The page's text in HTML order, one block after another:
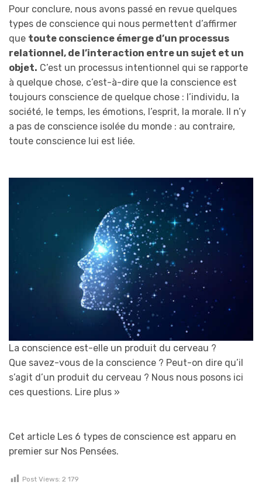
Pour conclure, nous avons passé en revue quelques
types de conscience qui nous permettent d’affirmer
que toute conscience émerge d’un processus
relationnel, de l’interaction entre un sujet et un
objet. C’est un processus intentionnel qui se rapporte
à quelque chose, c’est-à-dire que la conscience est
toujours conscience de quelque chose : l’individu, la
société, le temps, les émotions, l’esprit, la morale. Il n’y
a pas de conscience isolée du monde : au contraire,
toute conscience lui est liée.
La conscience est-elle un produit du cerveau ?
Que savez-vous de la conscience ? Peut-on dire qu’il
s’agit d’un produit du cerveau ? Nous nous posons ici
ces questions. Lire plus »
Cet article Les 6 types de conscience est apparu en
premier sur Nos Pensées.
Post Views: 2 179